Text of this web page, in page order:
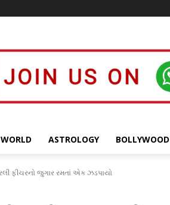
WORLD ASTROLOGY BOLLYWOOD
ફીચરનો જુગાર રમતાં એક ઝડપાયો